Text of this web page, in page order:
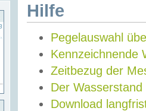
Hilfe
Pegelauswahl
Kennzeichnende
Zeitbezug der
Der Wasserstand
Download